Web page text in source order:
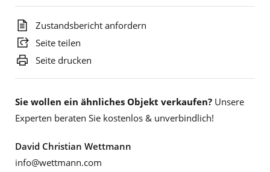
Zustandsbericht anfordern
Seite teilen
Seite drucken
Sie wollen ein ähnliches Objekt verkaufen? Unsere
Experten beraten Sie kostenlos & unverbindlich!
David Christian Wettmann
info@wettmann.com